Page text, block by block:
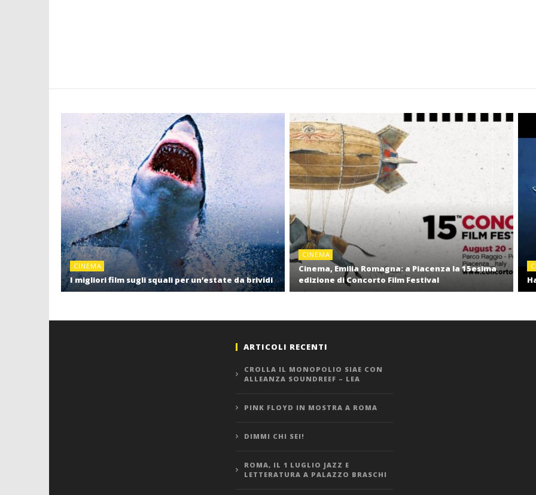
CINEMA
I migliori film sugli squali per un’estate da brividi
CINEMA
Cinema, Emilia Romagna: a Piacenza la 15esima
edizione di Concorto Film Festival
ARTICOLI RECENTI
CROLLA IL MONOPOLIO SIAE CON
ALLEANZA SOUNDREEF – LEA
PINK FLOYD IN MOSTRA A ROMA
DIMMI CHI SEI!
ROMA, IL 1 LUGLIO JAZZ E
LETTERATURA A PALAZZO BRASCHI